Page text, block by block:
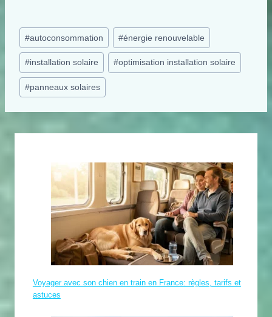
Étiquettes
de
la
publication :
#autoconsommation #énergie renouvelable
#installation solaire #optimisation installation solaire
#panneaux solaires
Voyager avec son chien en train en France: règles, tarifs et
astuces